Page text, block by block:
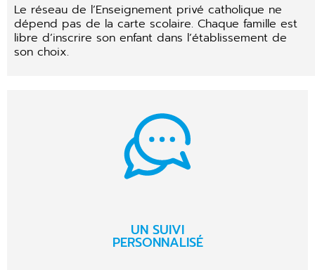
Le réseau de l’Enseignement privé catholique ne
dépend pas de la carte scolaire. Chaque famille est
libre d’inscrire son enfant dans l’établissement de
son choix.
UN SUIVI
PERSONNALISÉ